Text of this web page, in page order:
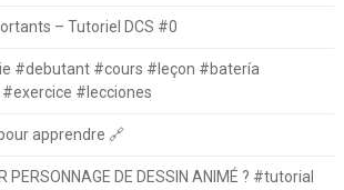
– Tutoriel DCS #0
#debutant #cours #leçon #batería
#lecciones
apprendre 🔗
PERSONNAGE DE DESSIN ANIMÉ ? #tutorial